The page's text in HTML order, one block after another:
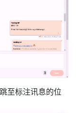
至标注讯息的位